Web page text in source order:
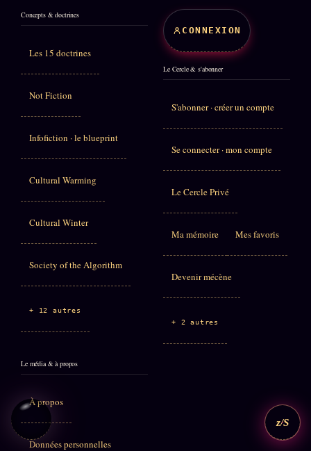
z/S
Concepts & doctrines
Les 15 doctrines
Not Fiction
Infofiction · le blueprint
Cultural Warming
Cultural Winter
Society of the Algorithm
+ 12 autres
CONNEXION
Le Cercle & s'abonner
S'abonner · créer un compte
Se connecter · mon compte
Le Cercle Privé
Ma mémoire Mes favoris
Devenir mécène
+ 2 autres
Le média & à propos
À propos
Données personnelles